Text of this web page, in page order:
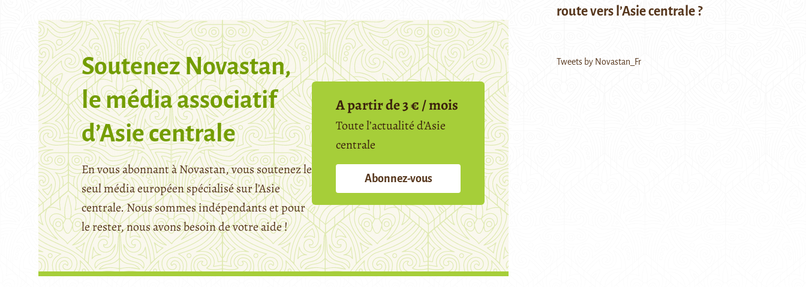
Soutenez Novastan,
le média associatif
d’Asie centrale
En vous abonnant à Novastan, vous soutenez le
seul média européen spécialisé sur l’Asie
centrale. Nous sommes indépendants et pour
le rester, nous avons besoin de votre aide !
A partir de 3 € / mois
Toute l’actualité d’Asie
centrale
Abonnez-vous
route vers l’Asie centrale ?
Tweets by Novastan_Fr